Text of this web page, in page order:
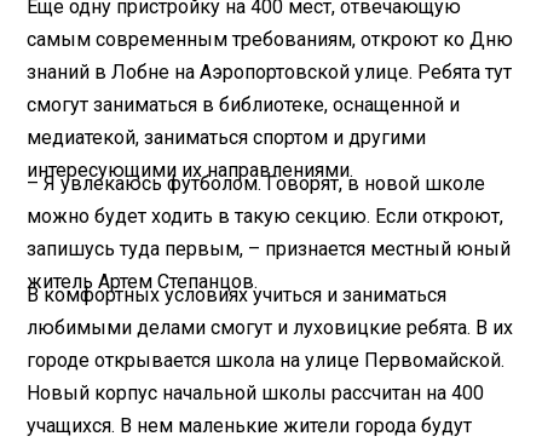
Еще одну пристройку на 400 мест, отвечающую
самым современным требованиям, откроют ко Дню
знаний в Лобне на Аэропортовской улице. Ребята тут
смогут заниматься в библиотеке, оснащенной и
медиатекой, заниматься спортом и другими
интересующими их направлениями.
– Я увлекаюсь футболом. Говорят, в новой школе
можно будет ходить в такую секцию. Если откроют,
запишусь туда первым, – признается местный юный
житель Артем Степанцов.
В комфортных условиях учиться и заниматься
любимыми делами смогут и луховицкие ребята. В их
городе открывается школа на улице Первомайской.
Новый корпус начальной школы рассчитан на 400
учащихся. В нем маленькие жители города будут